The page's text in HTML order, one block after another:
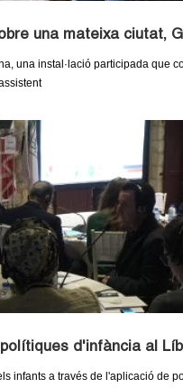
una mateixa ciutat,
una instal·lació participada que
d'infància al
infants a través de l'aplicació de